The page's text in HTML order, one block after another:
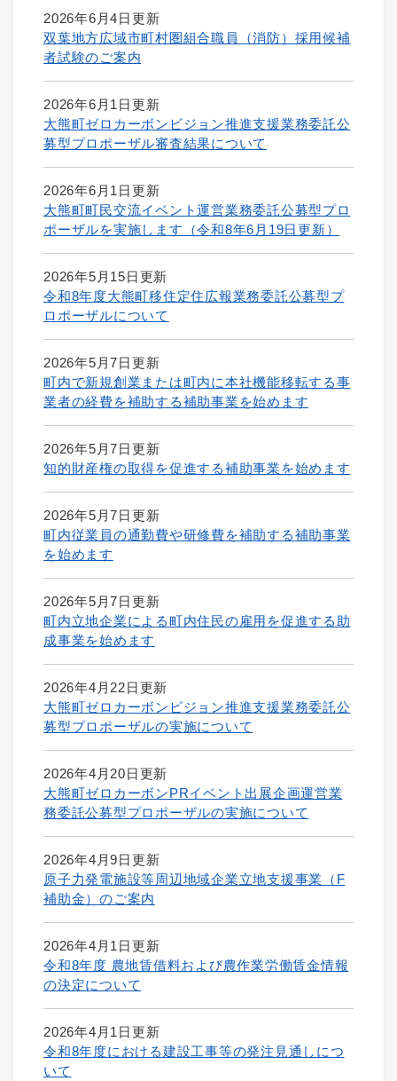
2026年6月4日更新
双葉地方広域市町村圏組合職員（消防）採用候補
者試験のご案内
2026年6月1日更新
大熊町ゼロカーボンビジョン推進支援業務委託公
募型プロポーザル審査結果について
2026年6月1日更新
大熊町町民交流イベント運営業務委託公募型プロ
ポーザルを実施します（令和8年6月19日更新）
2026年5月15日更新
令和8年度大熊町移住定住広報業務委託公募型プ
ロポーザルについて
2026年5月7日更新
町内で新規創業または町内に本社機能移転する事
業者の経費を補助する補助事業を始めます
2026年5月7日更新
知的財産権の取得を促進する補助事業を始めます
2026年5月7日更新
町内従業員の通勤費や研修費を補助する補助事業
を始めます
2026年5月7日更新
町内立地企業による町内住民の雇用を促進する助
成事業を始めます
2026年4月22日更新
大熊町ゼロカーボンビジョン推進支援業務委託公
募型プロポーザルの実施について
2026年4月20日更新
大熊町ゼロカーボンPRイベント出展企画運営業
務委託公募型プロポーザルの実施について
2026年4月9日更新
原子力発電施設等周辺地域企業立地支援事業（F
補助金）のご案内
2026年4月1日更新
令和8年度 農地賃借料および農作業労働賃金情報
の決定について
2026年4月1日更新
令和8年度における建設工事等の発注見通しにつ
いて